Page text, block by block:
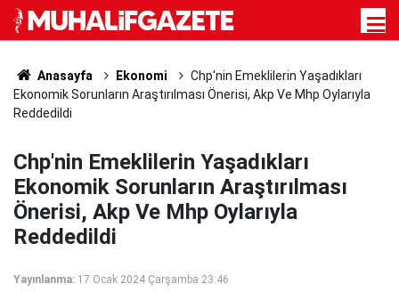
Anasayfa Ekonomi
Chp'nin Emeklilerin Yaşadıkları
Ekonomik Sorunların Araştırılması Önerisi, Akp Ve Mhp Oylarıyla
Reddedildi
Chp'nin Emeklilerin Yaşadıkları
Ekonomik Sorunların Araştırılması
Önerisi, Akp Ve Mhp Oylarıyla
Reddedildi
Yayınlanma: 17 Ocak 2024 Çarşamba 23:46